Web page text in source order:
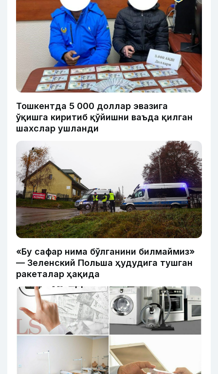
Тошкентда 5 000 доллар эвазига
ўқишга киритиб қўйишни ваъда қилган
шахслар ушланди
«Бу сафар нима бўлганини билмаймиз»
— Зеленский Польша ҳудудига тушган
ракеталар ҳақида